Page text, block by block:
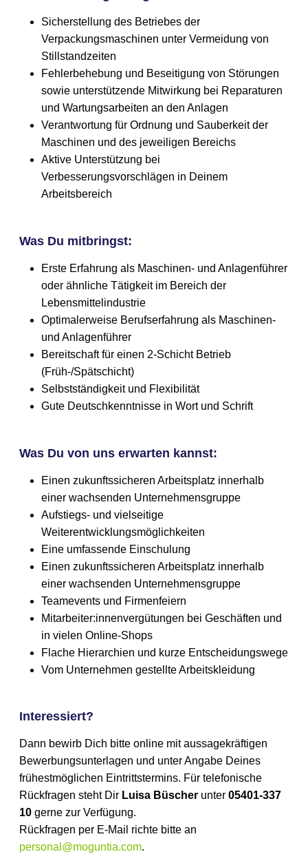
Sicherstellung des Betriebes der
Verpackungsmaschinen unter Vermeidung von
Stillstandzeiten
Fehlerbehebung und Beseitigung von Störungen
sowie unterstützende Mitwirkung bei Reparaturen
und Wartungsarbeiten an den Anlagen
Verantwortung für Ordnung und Sauberkeit der
Maschinen und des jeweiligen Bereichs
Aktive Unterstützung bei
Verbesserungsvorschlägen in Deinem
Arbeitsbereich
Was Du mitbringst:
Erste Erfahrung als Maschinen- und Anlagenführer
oder ähnliche Tätigkeit im Bereich der
Lebensmittelindustrie
Optimalerweise Berufserfahrung als Maschinen-
und Anlagenführer
Bereitschaft für einen 2-Schicht Betrieb
(Früh-/Spätschicht)
Selbstständigkeit und Flexibilität
Gute Deutschkenntnisse in Wort und Schrift
Was Du von uns erwarten kannst:
Einen zukunftssicheren Arbeitsplatz innerhalb
einer wachsenden Unternehmensgruppe
Aufstiegs- und vielseitige
Weiterentwicklungsmöglichkeiten
Eine umfassende Einschulung
Einen zukunftssicheren Arbeitsplatz innerhalb
einer wachsenden Unternehmensgruppe
Teamevents und Firmenfeiern
Mitarbeiter:innenvergütungen bei Geschäften und
in vielen Online-Shops
Flache Hierarchien und kurze Entscheidungswege
Vom Unternehmen gestellte Arbeitskleidung
Interessiert?
Dann bewirb Dich bitte online mit aussagekräftigen
Bewerbungsunterlagen und unter Angabe Deines
frühestmöglichen Eintrittstermins. Für telefonische
Rückfragen steht Dir Luisa Büscher unter05401-337
10 gerne zur Verfügung.
Rückfragen per E-Mail richte bitte an
personal@moguntia.com.